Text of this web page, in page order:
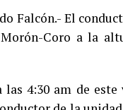
Falcón.- El
Coro a la
4:30 am de